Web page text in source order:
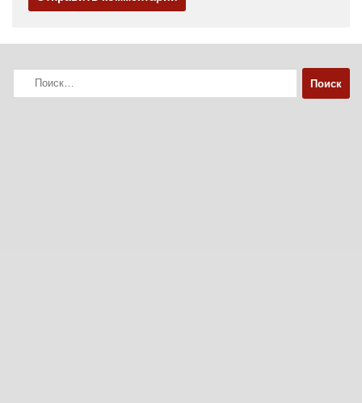
Найти: